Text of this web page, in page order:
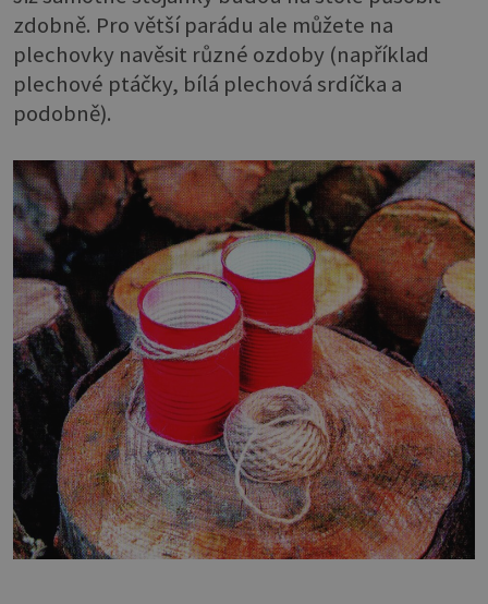
zdobně. Pro větší parádu ale můžete na
plechovky navěsit různé ozdoby (například
plechové ptáčky, bílá plechová srdíčka a
podobně).